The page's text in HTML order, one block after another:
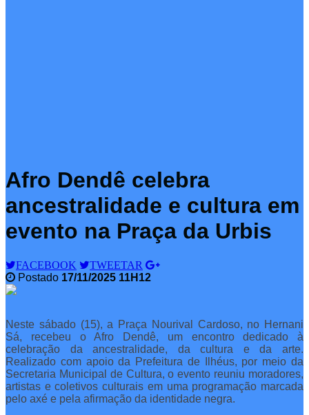
Afro Dendê celebra
ancestralidade e cultura em
evento na Praça da Urbis
FACEBOOK
TWEETAR
Postado 17/11/2025 11H12
Neste sábado (15), a Praça Nourival Cardoso, no Hernani
Sá, recebeu o Afro Dendê, um encontro dedicado à
celebração da ancestralidade, da cultura e da arte.
Realizado com apoio da Prefeitura de Ilhéus, por meio da
Secretaria Municipal de Cultura, o evento reuniu moradores,
artistas e coletivos culturais em uma programação marcada
pelo axé e pela afirmação da identidade negra.